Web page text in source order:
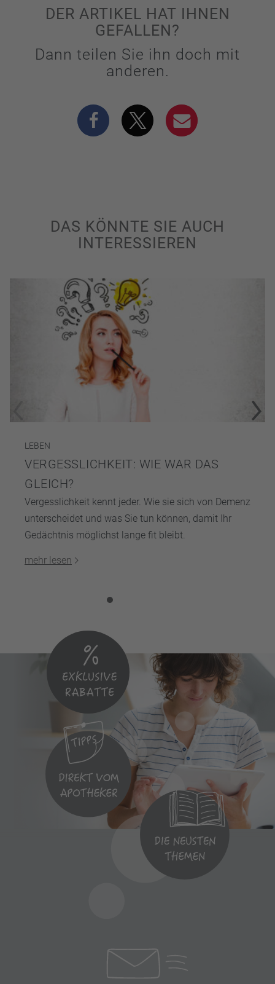
DER ARTIKEL HAT IHNEN
GEFALLEN?
Dann teilen Sie ihn doch mit
anderen.
DAS KÖNNTE SIE AUCH
INTERESSIEREN
LEBEN
VERGESSLICHKEIT: WIE WAR DAS
GLEICH?
Vergesslichkeit kennt jeder. Wie sie sich von Demenz
unterscheidet und was Sie tun können, damit Ihr
Gedächtnis möglichst lange fit bleibt.
mehr lesen